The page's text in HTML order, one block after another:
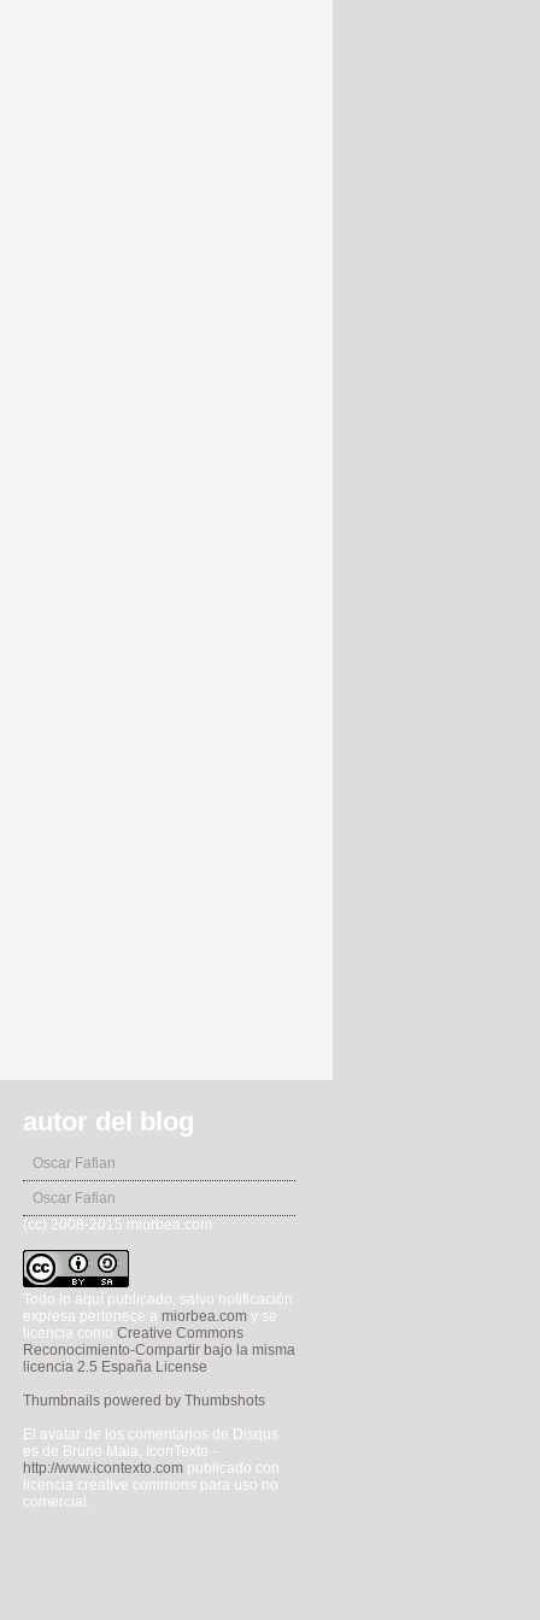
autor del blog
Oscar Fafian
Oscar Fafian
(cc) 2008-2015 miorbea.com
Todo lo aquí publicado, salvo notificación
expresa pertenece a miorbea.com y se
licencia como Creative Commons
Reconocimiento-Compartir bajo la misma
licencia 2.5 España License
Thumbnails powered by Thumbshots
El avatar de los comentarios de Disqus
es de Bruno Maia, IconTexto -
http://www.icontexto.com publicado con
licencia creative commons para uso no
comercial.